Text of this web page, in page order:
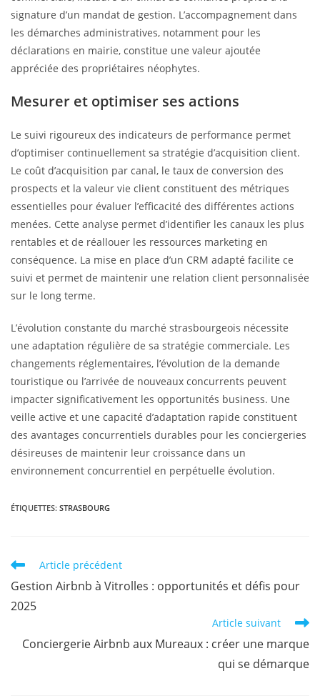
signature d’un mandat de gestion. L’accompagnement dans
les démarches administratives, notamment pour les
déclarations en mairie, constitue une valeur ajoutée
appréciée des propriétaires néophytes.
Mesurer et optimiser ses actions
Le suivi rigoureux des indicateurs de performance permet
d’optimiser continuellement sa stratégie d’acquisition client.
Le coût d’acquisition par canal, le taux de conversion des
prospects et la valeur vie client constituent des métriques
essentielles pour évaluer l’efficacité des différentes actions
menées. Cette analyse permet d’identifier les canaux les plus
rentables et de réallouer les ressources marketing en
conséquence. La mise en place d’un CRM adapté facilite ce
suivi et permet de maintenir une relation client personnalisée
sur le long terme.
L’évolution constante du marché strasbourgeois nécessite
une adaptation régulière de sa stratégie commerciale. Les
changements réglementaires, l’évolution de la demande
touristique ou l’arrivée de nouveaux concurrents peuvent
impacter significativement les opportunités business. Une
veille active et une capacité d’adaptation rapide constituent
des avantages concurrentiels durables pour les conciergeries
désireuses de maintenir leur croissance dans un
environnement concurrentiel en perpétuelle évolution.
ÉTIQUETTES: STRASBOURG
Article précédent
Gestion Airbnb à Vitrolles : opportunités et défis pour
2025
Article suivant
Conciergerie Airbnb aux Mureaux : créer une marque
qui se démarque